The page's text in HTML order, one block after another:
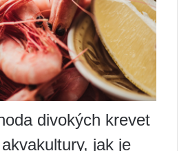
divokých krevet
jak je